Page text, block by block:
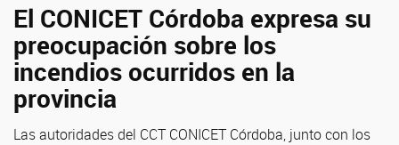
El CONICET Córdoba expresa su
preocupación sobre los
incendios ocurridos en la
provincia
Las autoridades del CCT CONICET Córdoba, junto con los